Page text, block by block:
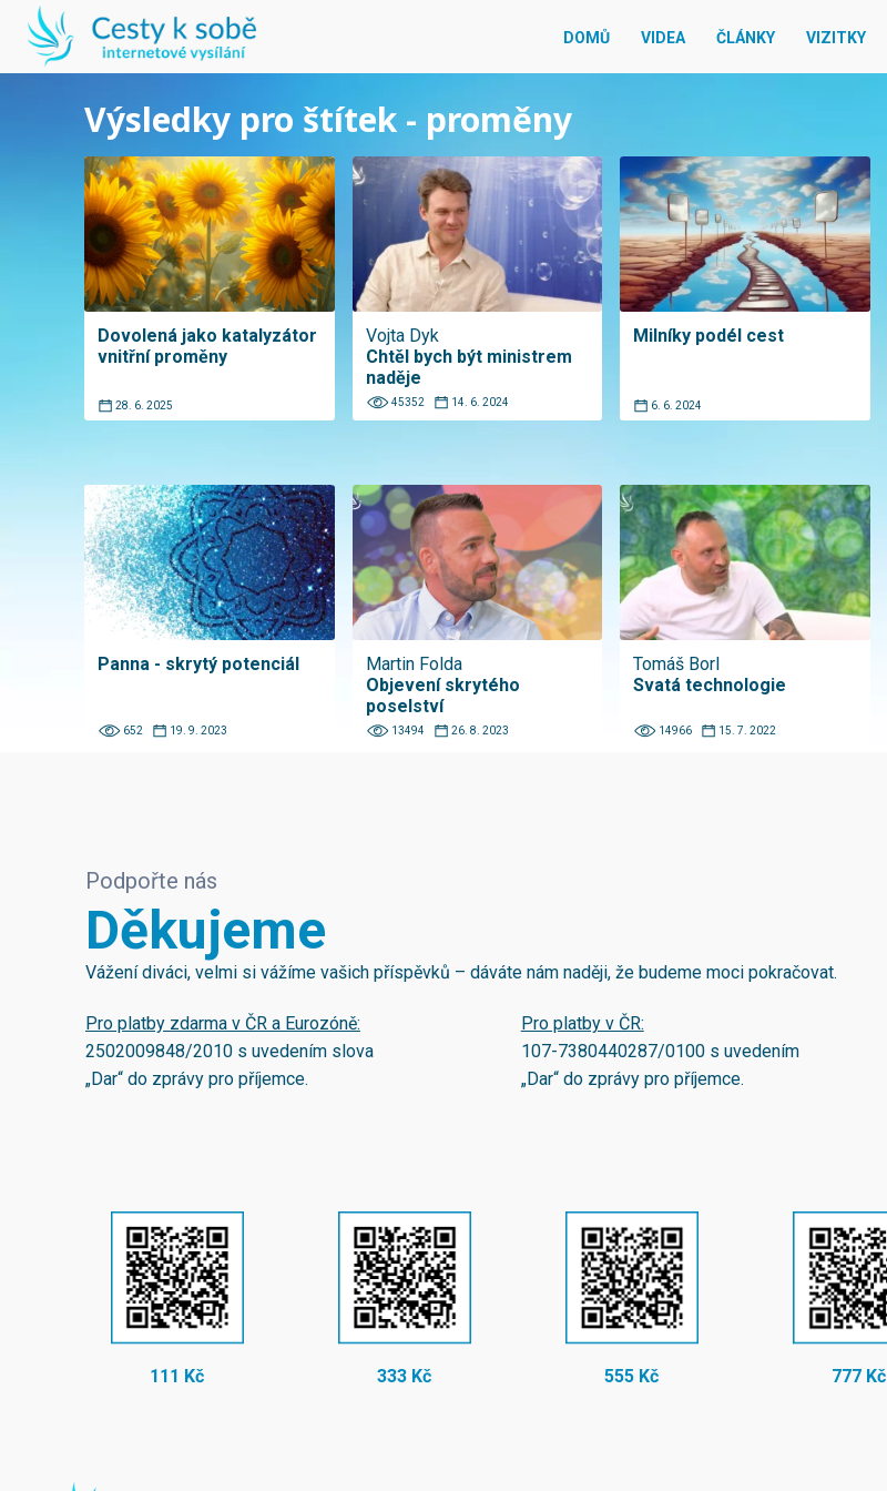
DOMŮ VIDEA ČLÁNKY VIZITKY
Výsledky pro štítek - proměny
Dovolená jako katalyzátor
vnitřní proměny
28. 6. 2025
Vojta Dyk
Chtěl bych být ministrem
naděje
45352 14. 6. 2024
Milníky podél cest
6. 6. 2024
Panna - skrytý potenciál
652 19. 9. 2023
Martin Folda
Objevení skrytého
poselství
13494 26. 8. 2023
Tomáš Borl
Svatá technologie
14966 15. 7. 2022
Podpořte nás
Děkujeme
Vážení diváci, velmi si vážíme vašich příspěvků – dáváte nám naději, že budeme moci pokračovat.
Pro platby zdarma v ČR a Eurozóně:
2502009848/2010 s uvedením slova
„Dar“ do zprávy pro příjemce.
Pro platby v ČR:
107-7380440287/0100s uvedením
„Dar“ do zprávy pro příjemce.
111 Kč 333 Kč 555 Kč 777 Kč